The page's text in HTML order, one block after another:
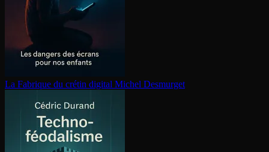
La Fabrique du crétin digital Michel Desmurget